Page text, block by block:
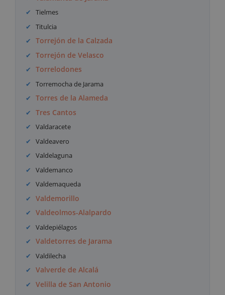
Tielmes
Titulcia
Torrejón de la Calzada
Torrejón de Velasco
Torrelodones
Torremocha de Jarama
Torres de la Alameda
Tres Cantos
Valdaracete
Valdeavero
Valdelaguna
Valdemanco
Valdemaqueda
Valdemorillo
Valdeolmos-Alalpardo
Valdepiélagos
Valdetorres de Jarama
Valdilecha
Valverde de Alcalá
Velilla de San Antonio